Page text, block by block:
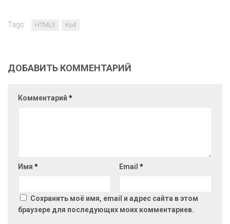
Tags: HTML5 Kod
ДОБАВИТЬ КОММЕНТАРИЙ
Комментарий *
Имя * Email *
Сохранить моё имя, email и адрес сайта в этом
браузере для последующих моих комментариев.